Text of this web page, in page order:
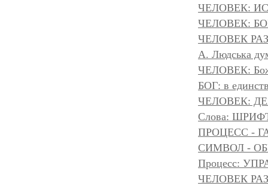
ЧЕЛОВЕК:
ЧЕЛОВЕК:
ЧЕЛОВЕК
A. Людська
ЧЕЛОВЕК:
БОГ: в
ЧЕЛОВЕК:
Слова:
ПРОЦЕСС -
СИМВОЛ -
Процесс:
ЧЕЛОВЕК